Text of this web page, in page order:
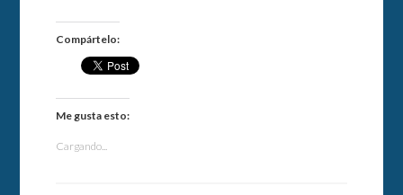
Compártelo:
Me gusta esto:
Cargando...